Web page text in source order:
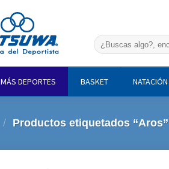
Buscar
por:
MÁS DEPORTES BASKET NATACIÓN
/ Productos etiquetados “Aros”